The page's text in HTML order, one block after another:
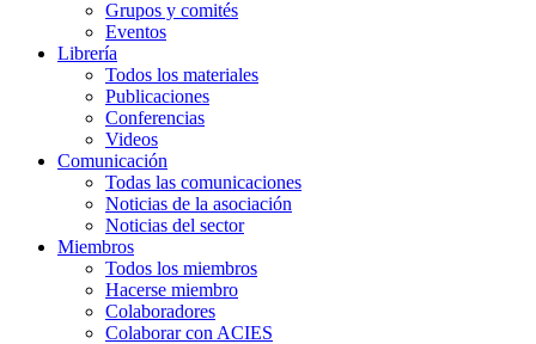
Grupos y comités
Eventos
Librería
Todos los materiales
Publicaciones
Conferencias
Videos
Comunicación
Todas las comunicaciones
Noticias de la asociación
Noticias del sector
Miembros
Todos los miembros
Hacerse miembro
Colaboradores
Colaborar con ACIES